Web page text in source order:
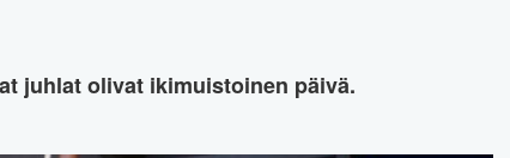
juhlat olivat ikimuistoinen päivä.